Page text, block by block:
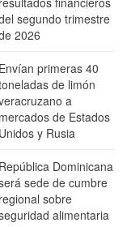
segundo trimestre
2026
Envían primeras 40
de limón
a
mercados de Estados
Unidos y Rusia
República Dominicana
sede de cumbre
regional sobre
alimentaria